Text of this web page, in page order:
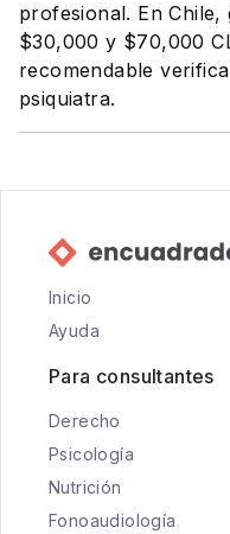
profesional. En
$30,000 y $70,000
recomendable
psiquiatra.
Inicio
Ayuda
Para consultantes
Derecho
Psicología
Nutrición
Fonoaudiología